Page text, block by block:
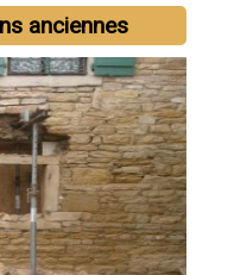
anciennes